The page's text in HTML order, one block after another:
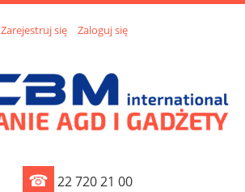
Zarejestruj się Zaloguj się
☎ 22 720 21 00